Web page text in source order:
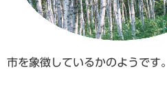
市を象徴しているかのようです。